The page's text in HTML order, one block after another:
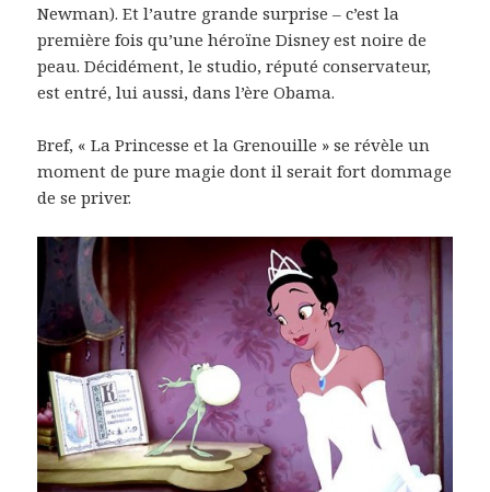
Newman). Et l’autre grande surprise – c’est la
première fois qu’une héroïne Disney est noire de
peau. Décidément, le studio, réputé conservateur,
est entré, lui aussi, dans l’ère Obama.
Bref, « La Princesse et la Grenouille » se révèle un
moment de pure magie dont il serait fort dommage
de se priver.